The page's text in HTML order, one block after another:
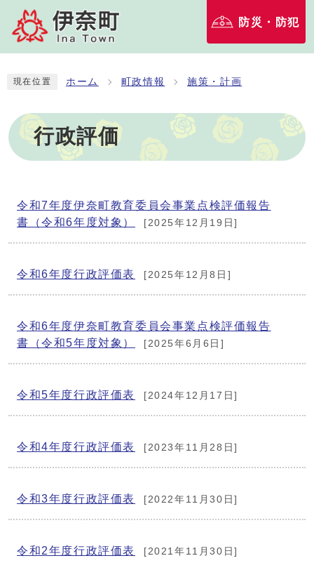
防災・防犯
現在位置 ホーム 町政情報 施策・計画
行政評価
令和7年度伊奈町教育委員会事業点検評価報告
書（令和6年度対象）
[2025年12月19日]
令和6年度行政評価表 [2025年12月8日]
令和6年度伊奈町教育委員会事業点検評価報告
書（令和5年度対象）
[2025年6月6日]
令和5年度行政評価表 [2024年12月17日]
令和4年度行政評価表 [2023年11月28日]
令和3年度行政評価表 [2022年11月30日]
令和2年度行政評価表 [2021年11月30日]